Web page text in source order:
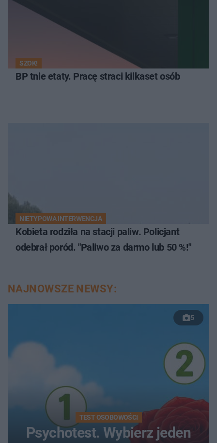
SZOK!
BP tnie etaty. Pracę straci kilkaset osób
NIETYPOWA INTERWENCJA
Kobieta rodziła na stacji paliw. Policjant
odebrał poród. "Paliwo za darmo lub 50 %!"
NAJNOWSZE NEWSY:
5
TEST OSOBOWOŚCI
Psychotest. Wybierz jeden